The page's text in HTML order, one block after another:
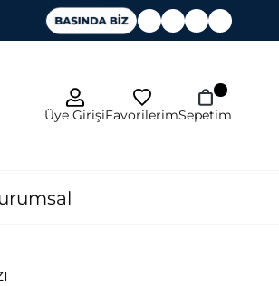
Üye GirişiFavorilerimSepetim